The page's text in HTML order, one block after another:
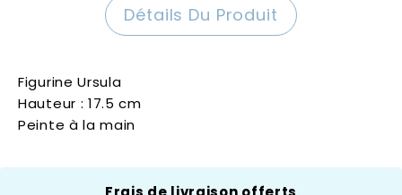
Détails Du Produit
Figurine Ursula
Hauteur : 17.5 cm
Peinte à la main